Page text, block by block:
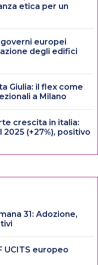
etica per un
europei
degli edifici
Giulia: il flex come
a Milano
crescita in italia:
(+27%), positivo
31: Adozione,
UCITS europeo